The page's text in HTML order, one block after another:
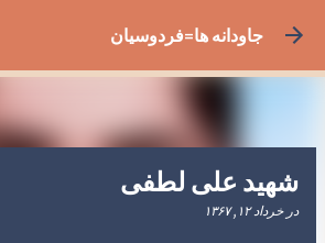
رد شدن به محتوای اصلیجاودانه ها=فردوسیان
شهید علی لطفی
درخرداد ۱۲, ۱۳۶۷